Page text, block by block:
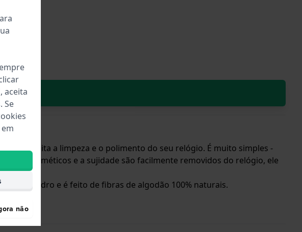
que facilita a limpeza e o polimento do seu relógio. É muito simples -
os cosméticos e a sujidade são facilmente removidos do relógio, ele
e vidro e é feito de fibras de algodão 100% naturais.
aceita
Se
não